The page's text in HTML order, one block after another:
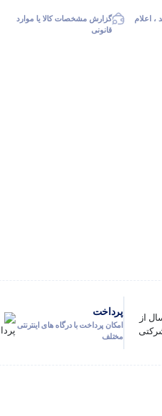
، اعلام
گزارش مشخصات کالا یا موارد
قانونی
پرداخت
امکان پرداخت با درگاه های اینترنتی
مختلف